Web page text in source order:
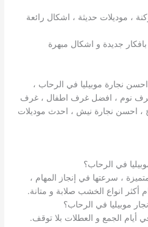
، موديلات حديثة ، اشكال رائعة
جديدة و اشكال مبهرة
نجارة موبيليا في الرحاب ،
غرف نوم ، افضل غرف اطفال ، غرف
، احسن نجارة نيش ، احدث موديلات
في الرحاب؟
، سرعتها في إنجاز المهام ،
أكثر انواع الخشب صلابة و متانة.
موبيليا في الرحاب؟